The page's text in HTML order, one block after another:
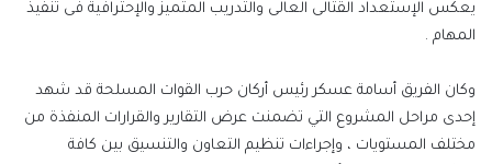
يعكس الإستعداد القتالى العالى والتدريب المتميز والإحترافية فى تنفيذ
المهام .
وكان الفريق أسامة عسكر رئيس أركان حرب القوات المسلحة قد شهد
إحدى مراحل المشروع التي تضمنت عرض التقارير والقرارات المنفذة من
مختلف المستويات ، وإجراءات تنظيم التعاون والتنسيق بين كافة